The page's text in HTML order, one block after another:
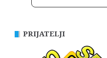
PRIJATELJI